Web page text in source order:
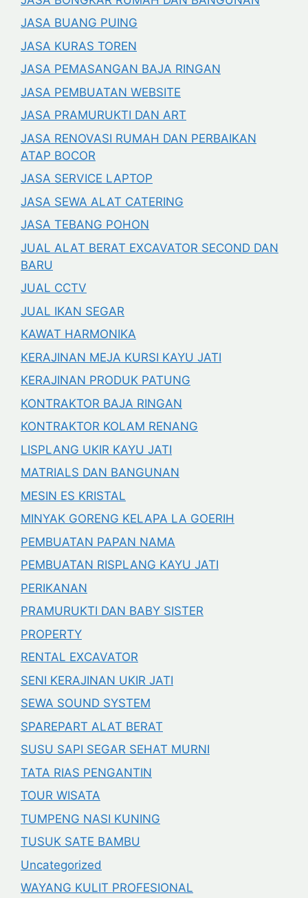
JASA BUANG PUING
JASA KURAS TOREN
JASA PEMASANGAN BAJA RINGAN
JASA PEMBUATAN WEBSITE
JASA PRAMURUKTI DAN ART
JASA RENOVASI RUMAH DAN PERBAIKAN
ATAP BOCOR
JASA SERVICE LAPTOP
JASA SEWA ALAT CATERING
JASA TEBANG POHON
JUAL ALAT BERAT EXCAVATOR SECOND DAN
BARU
JUAL CCTV
JUAL IKAN SEGAR
KAWAT HARMONIKA
KERAJINAN MEJA KURSI KAYU JATI
KERAJINAN PRODUK PATUNG
KONTRAKTOR BAJA RINGAN
KONTRAKTOR KOLAM RENANG
LISPLANG UKIR KAYU JATI
MATRIALS DAN BANGUNAN
MESIN ES KRISTAL
MINYAK GORENG KELAPA LA GOERIH
PEMBUATAN PAPAN NAMA
PEMBUATAN RISPLANG KAYU JATI
PERIKANAN
PRAMURUKTI DAN BABY SISTER
PROPERTY
RENTAL EXCAVATOR
SENI KERAJINAN UKIR JATI
SEWA SOUND SYSTEM
SPAREPART ALAT BERAT
SUSU SAPI SEGAR SEHAT MURNI
TATA RIAS PENGANTIN
TOUR WISATA
TUMPENG NASI KUNING
TUSUK SATE BAMBU
Uncategorized
WAYANG KULIT PROFESIONAL